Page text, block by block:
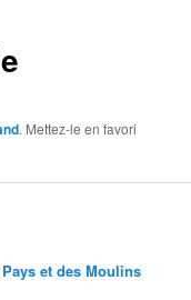
. Mettez-le en favori
et des Moulins